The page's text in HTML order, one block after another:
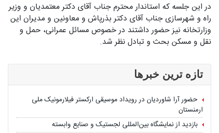
در این جلسه که استاندار محترم جناب آقای دکتر معتمدیان و وزیر
راه و شهرسازی جناب آقای دکتر بذرپاش و معاونین و مدیران این
وزارتخانه نیز حضور داشتند در خصوص مسائل عمرانی، حمل و
نقل و مسکن بحث و تبادل نظر شد.
تازه ترین خبرها
حضور آرا شاوردیان در رویداد موسیقی ارکستر فیلارمونیک ملی
ارمنستان
بازدید از نمایشگاه بین‌المللی لجستیک و صنایع وابسته